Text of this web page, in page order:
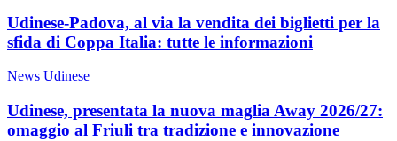
Udinese-Padova, al via la vendita dei biglietti per la
sfida di Coppa Italia: tutte le informazioni
News Udinese
Udinese, presentata la nuova maglia Away 2026/27:
omaggio al Friuli tra tradizione e innovazione